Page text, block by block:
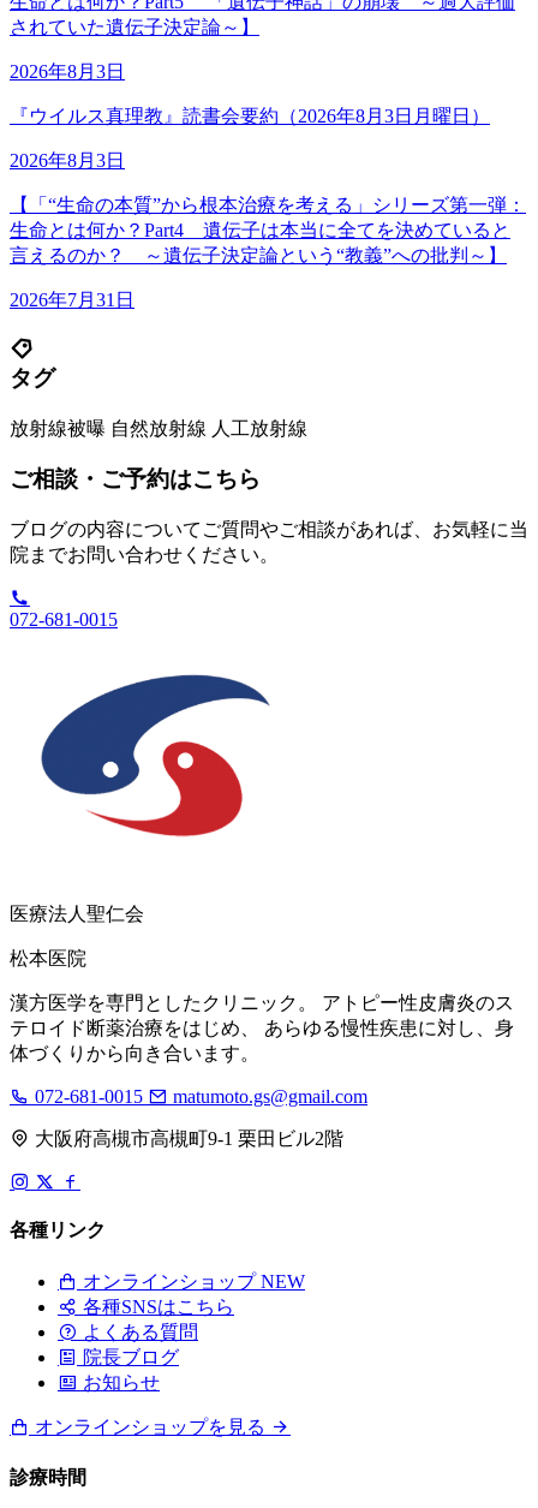
されていた遺伝子決定論～】
2026年8月3日
『ウイルス真理教』読書会要約（2026年8月3日月曜日）
2026年8月3日
【「“生命の本質”から根本治療を考える」シリーズ第一弾：
生命とは何か？Part4 遺伝子は本当に全てを決めていると
言えるのか？ ～遺伝子決定論という“教義”への批判～】
2026年7月31日
タグ
放射線被曝 自然放射線 人工放射線
ご相談・ご予約はこちら
ブログの内容についてご質問やご相談があれば、お気軽に当
院までお問い合わせください。
072-681-0015
医療法人聖仁会
松本医院
漢方医学を専門としたクリニック。 アトピー性皮膚炎のス
テロイド断薬治療をはじめ、 あらゆる慢性疾患に対し、身
体づくりから向き合います。
072-681-0015 matumoto.gs@gmail.com
大阪府高槻市高槻町9-1 栗田ビル2階
各種リンク
オンラインショップ NEW
各種SNSはこちら
よくある質問
院長ブログ
お知らせ
オンラインショップを見る
診療時間